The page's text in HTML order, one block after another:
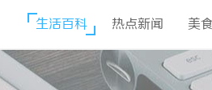
生活百科 热点新闻 美